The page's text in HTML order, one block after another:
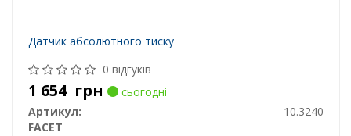
Датчик абсолютного тиску
0 відгуків
1 654 грн
сьогодні
Артикул:
10.3240
FACET